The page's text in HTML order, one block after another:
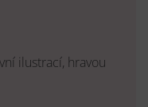
ilustrací, hravou